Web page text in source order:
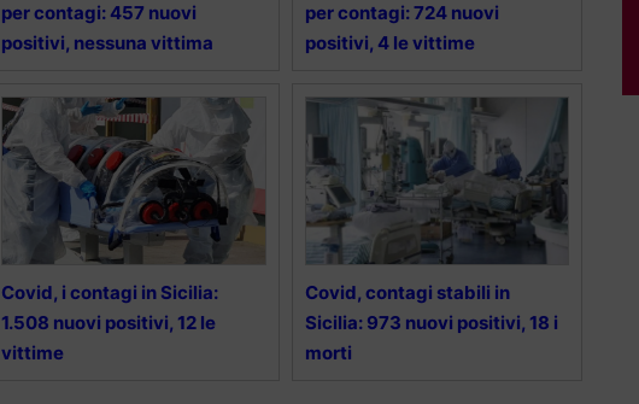
per contagi: 457 nuovi
positivi, nessuna vittima
per contagi: 724 nuovi
positivi, 4 le vittime
Covid, i contagi in Sicilia:
1.508 nuovi positivi, 12 le
vittime
Covid, contagi stabili in
Sicilia: 973 nuovi positivi, 18 i
morti